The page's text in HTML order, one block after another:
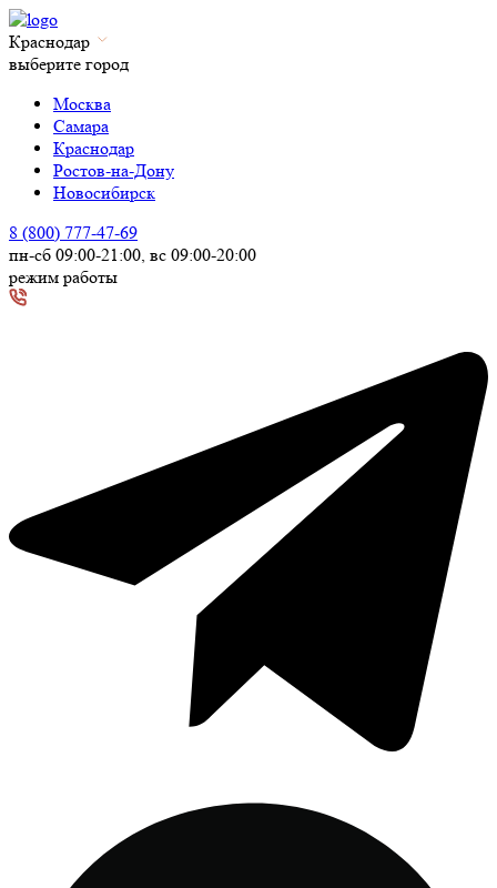
Краснодар
выберите город
Москва
Самара
Краснодар
Ростов-на-Дону
Новосибирск
8 (800) 777-47-69
пн-сб 09:00-21:00, вс 09:00-20:00
режим работы